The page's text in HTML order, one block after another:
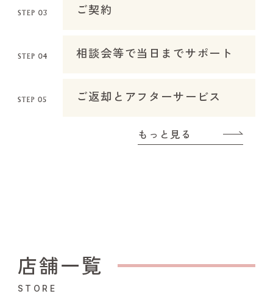
ご契約
相談会等で当日までサポート
ご返却とアフターサービス
もっと見る
店舗一覧
STORE